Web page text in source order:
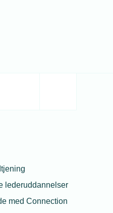
lederuddannelser
med Connection
skaber øget